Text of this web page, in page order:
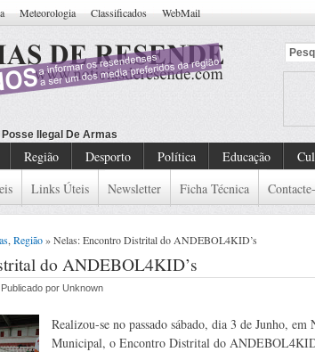
Meteorologia Classificados WebMail
Região Desporto Política Educação
Links Úteis Newsletter Ficha Técnica
Região» Nelas: Encontro Distrital do ANDEBOL4KID’s
do ANDEBOL4KID’s
por Unknown
Realizou-se no passado sábado, dia 3 de Junho, em
Municipal, o Encontro Distrital do